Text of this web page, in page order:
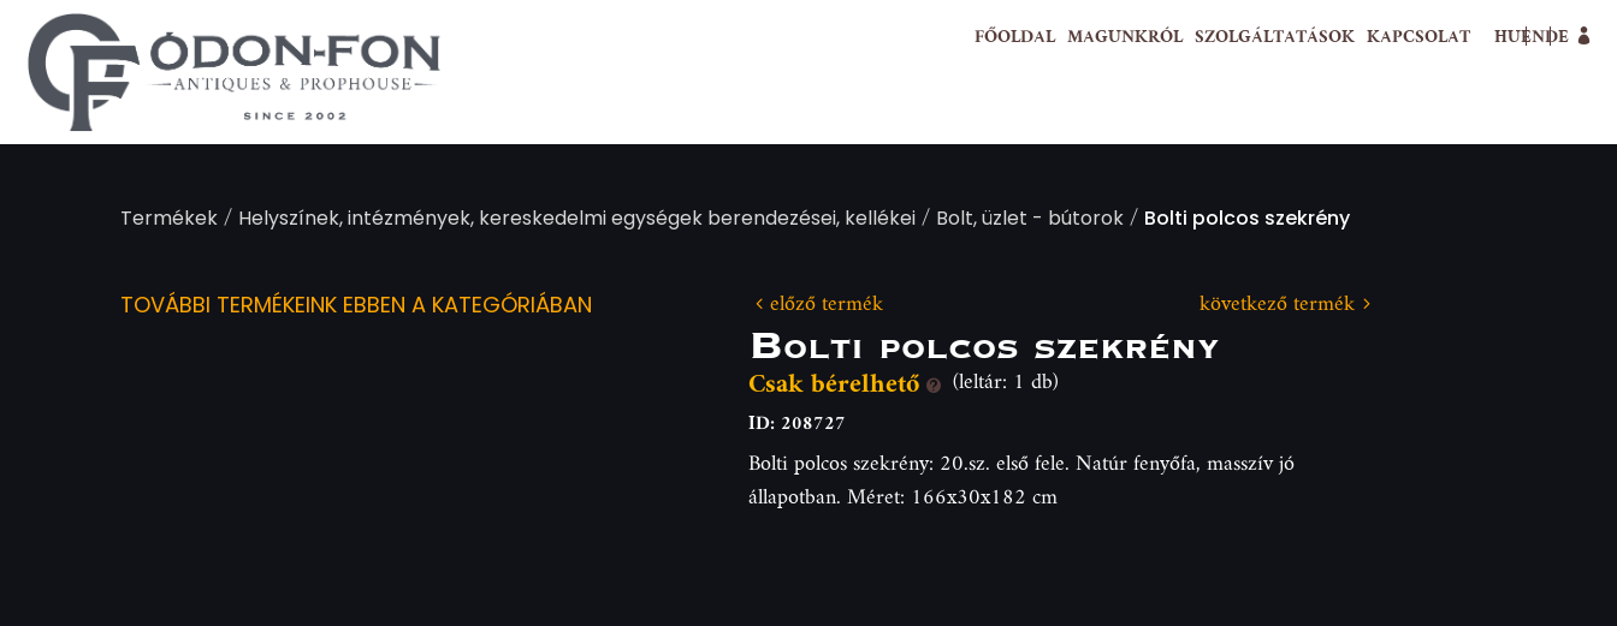
FŐOLDAL MAGUNKRÓL SZOLGÁLTATÁSOK KAPCSOLAT HUENDE
Termékek/ Helyszínek, intézmények, kereskedelmi egységek berendezései, kellékei/ Bolt, üzlet - bútorok/ Bolti polcos szekrény
TOVÁBBI TERMÉKEINK EBBEN A KATEGÓRIÁBAN előző termék következő termék
Bolti polcos szekrény
Csak bérelhető (leltár: 1 db)
ID: 208727
Bolti polcos szekrény: 20.sz. első fele. Natúr fenyőfa, masszív jó
állapotban. Méret: 166x30x182 cm
Süti preferenciák